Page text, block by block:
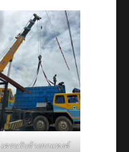
เครนรับจ้างยกแทงค์